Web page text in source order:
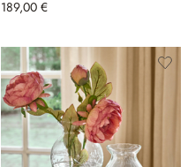
189,00 €